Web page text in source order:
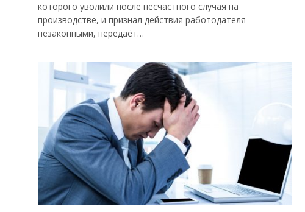
которого уволили после несчастного случая на
производстве, и признал действия работодателя
незаконными, передаёт…